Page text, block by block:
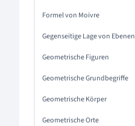
Formel von Moivre
Gegenseitige Lage von Ebenen
Geometrische Figuren
Geometrische Grundbegriffe
Geometrische Körper
Geometrische Orte